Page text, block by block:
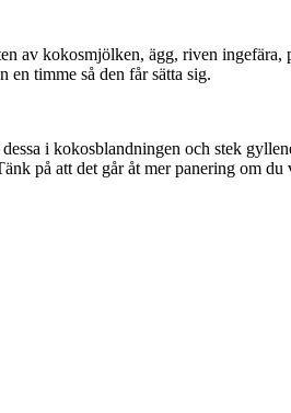
av kokosmjölken, ägg, riven ingefära,
timme så den får sätta sig.
i kokosblandningen och stek
på att det går åt mer panering om du